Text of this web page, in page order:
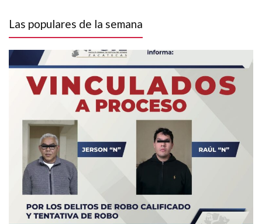
Las populares de la semana